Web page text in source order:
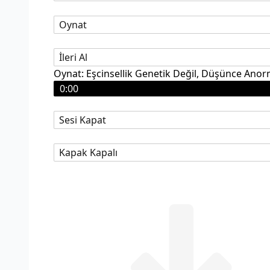
Oynat
İleri Al
Oynat: Eşcinsellik Genetik Değil, Düşünce
0:00
Sesi Kapat
Kapak Kapalı